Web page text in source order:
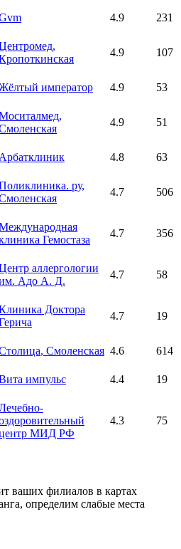
4.9
231
,
4.9 107
император 4.9
53
,
4.9 51
Арбатклиник 4.8
63
ру,
4.7 506
Гемостаза
4.7 356
аллергологии
Адо А. Д.
4.7 58
Доктора
4.7 19
, Смоленская 4.6
614
импульс 4.4
19
МИД РФ
4.3 75
ваших филиалов в картах
определим слабые места